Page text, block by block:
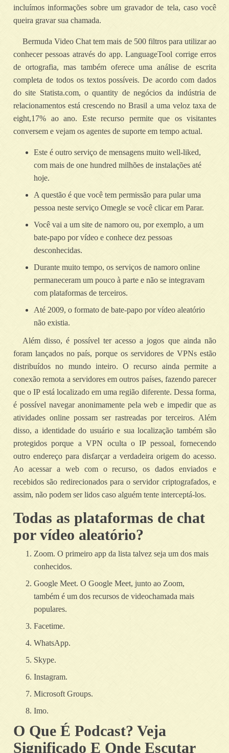
incluímos informações sobre um gravador de tela, caso você
queira gravar sua chamada.
Bermuda Video Chat tem mais de 500 filtros para utilizar ao
conhecer pessoas através do app. LanguageTool corrige erros
de ortografia, mas também oferece uma análise de escrita
completa de todos os textos possíveis. De acordo com dados
do site Statista.com, o quantity de negócios da indústria de
relacionamentos está crescendo no Brasil a uma veloz taxa de
eight,17% ao ano. Este recurso permite que os visitantes
conversem e vejam os agentes de suporte em tempo actual.
Este é outro serviço de mensagens muito well-liked,
com mais de one hundred milhões de instalações até
hoje.
A questão é que você tem permissão para pular uma
pessoa neste serviço Omegle se você clicar em Parar.
Você vai a um site de namoro ou, por exemplo, a um
bate-papo por vídeo e conhece dez pessoas
desconhecidas.
Durante muito tempo, os serviços de namoro online
permaneceram um pouco à parte e não se integravam
com plataformas de terceiros.
Até 2009, o formato de bate-papo por vídeo aleatório
não existia.
Além disso, é possível ter acesso a jogos que ainda não
foram lançados no país, porque os servidores de VPNs estão
distribuídos no mundo inteiro. O recurso ainda permite a
conexão remota a servidores em outros países, fazendo parecer
que o IP está localizado em uma região diferente. Dessa forma,
é possível navegar anonimamente pela web e impedir que as
atividades online possam ser rastreadas por terceiros. Além
disso, a identidade do usuário e sua localização também são
protegidos porque a VPN oculta o IP pessoal, fornecendo
outro endereço para disfarçar a verdadeira origem do acesso.
Ao acessar a web com o recurso, os dados enviados e
recebidos são redirecionados para o servidor criptografados, e
assim, não podem ser lidos caso alguém tente interceptá-los.
Todas as plataformas de chat
por vídeo aleatório?
Zoom. O primeiro app da lista talvez seja um dos mais
conhecidos.
Google Meet. O Google Meet, junto ao Zoom,
também é um dos recursos de videochamada mais
populares.
Facetime.
WhatsApp.
Skype.
Instagram.
Microsoft Groups.
Imo.
O Que É Podcast? Veja
Significado E Onde Escutar